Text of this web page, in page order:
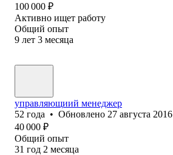
100 000 ₽
Активно ищет работу
Общий опыт
9 лет 3 месяца
управляющиий менеджер
52 года • Обновлено 27 августа 2016
40 000 ₽
Общий опыт
31 год 2 месяца